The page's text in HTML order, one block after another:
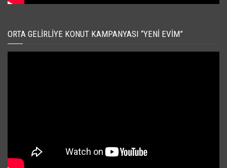
ORTA GELIRLIYE KONUT KAMPANYASI “YENI EVIM”